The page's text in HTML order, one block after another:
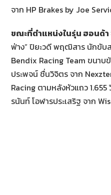
จาก HP Brakes by Joe
ขณะที่ตำแหน่งในรุ่น ฮอนด้า
ฟ่าง” ปิยะวดี พฤฒิสาร นักขับ
Bendix Racing Team ขนาบ
ประพจน์ ชื่นวิจิตร จาก
Racing ตามหลังหัวแถว 1.655
รนันท์ โอฬารประเสริฐ จาก